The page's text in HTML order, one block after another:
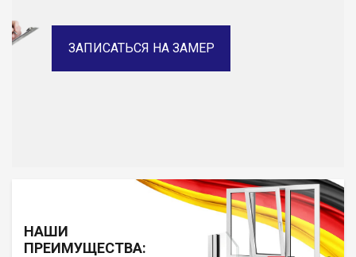
ЗАПИСАТЬСЯ НА ЗАМЕР
НАШИ
ПРЕИМУЩЕСТВА: